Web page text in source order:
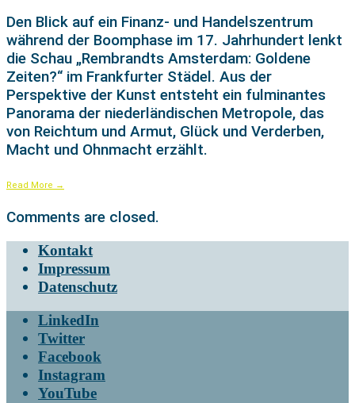
Den Blick auf ein Finanz- und Handelszentrum
während der Boomphase im 17. Jahrhundert lenkt
die Schau „Rembrandts Amsterdam: Goldene
Zeiten?“ im Frankfurter Städel. Aus der
Perspektive der Kunst entsteht ein fulminantes
Panorama der niederländischen Metropole, das
von Reichtum und Armut, Glück und Verderben,
Macht und Ohnmacht erzählt.
Read More →
Comments are closed.
Kontakt
Impressum
Datenschutz
LinkedIn
Twitter
Facebook
Instagram
YouTube